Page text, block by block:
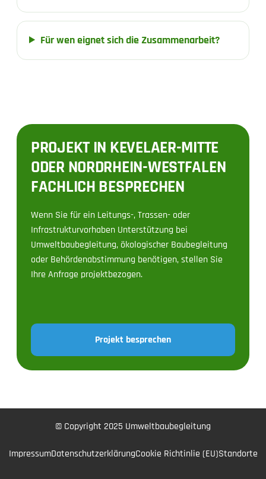
Für wen eignet sich die Zusammenarbeit?
PROJEKT IN KEVELAER-MITTE
ODER NORDRHEIN-WESTFALEN
FACHLICH BESPRECHEN
Wenn Sie für ein Leitungs-, Trassen- oder
Infrastrukturvorhaben Unterstützung bei
Umweltbaubegleitung, ökologischer Baubegleitung
oder Behördenabstimmung benötigen, stellen Sie
Ihre Anfrage projektbezogen.
Projekt besprechen
© Copyright 2025 Umweltbaubegleitung
ImpressumDatenschutzerklärungCookie Richtinlie (EU)Standorte